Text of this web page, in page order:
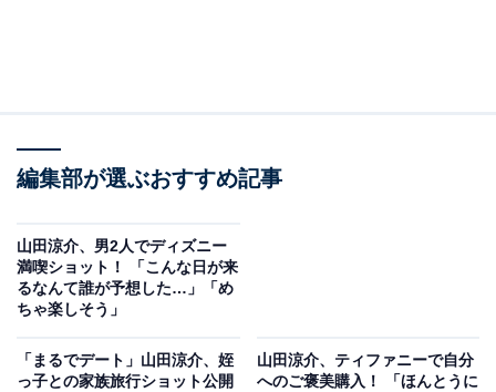
編集部が選ぶおすすめ記事
山田涼介、男2人でディズニー
満喫ショット！ 「こんな日が来
るなんて誰が予想した…」「め
ちゃ楽しそう」
「まるでデート」山田涼介、姪
っ子との家族旅行ショット公開
山田涼介、ティファニーで自分
へのご褒美購入！ 「ほんとうに